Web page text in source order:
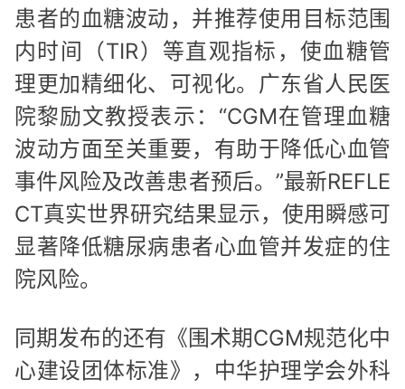
患者的血糖波动，并推荐使用目标范围
内时间（TIR）等直观指标，使血糖管
理更加精细化、可视化。广东省人民医
院黎励文教授表示：“CGM在管理血糖
波动方面至关重要，有助于降低心血管
事件风险及改善患者预后。”最新REFLE
CT真实世界研究结果显示，使用瞬感可
显著降低糖尿病患者心血管并发症的住
院风险。
同期发布的还有《围术期CGM规范化中
心建设团体标准》，中华护理学会外科